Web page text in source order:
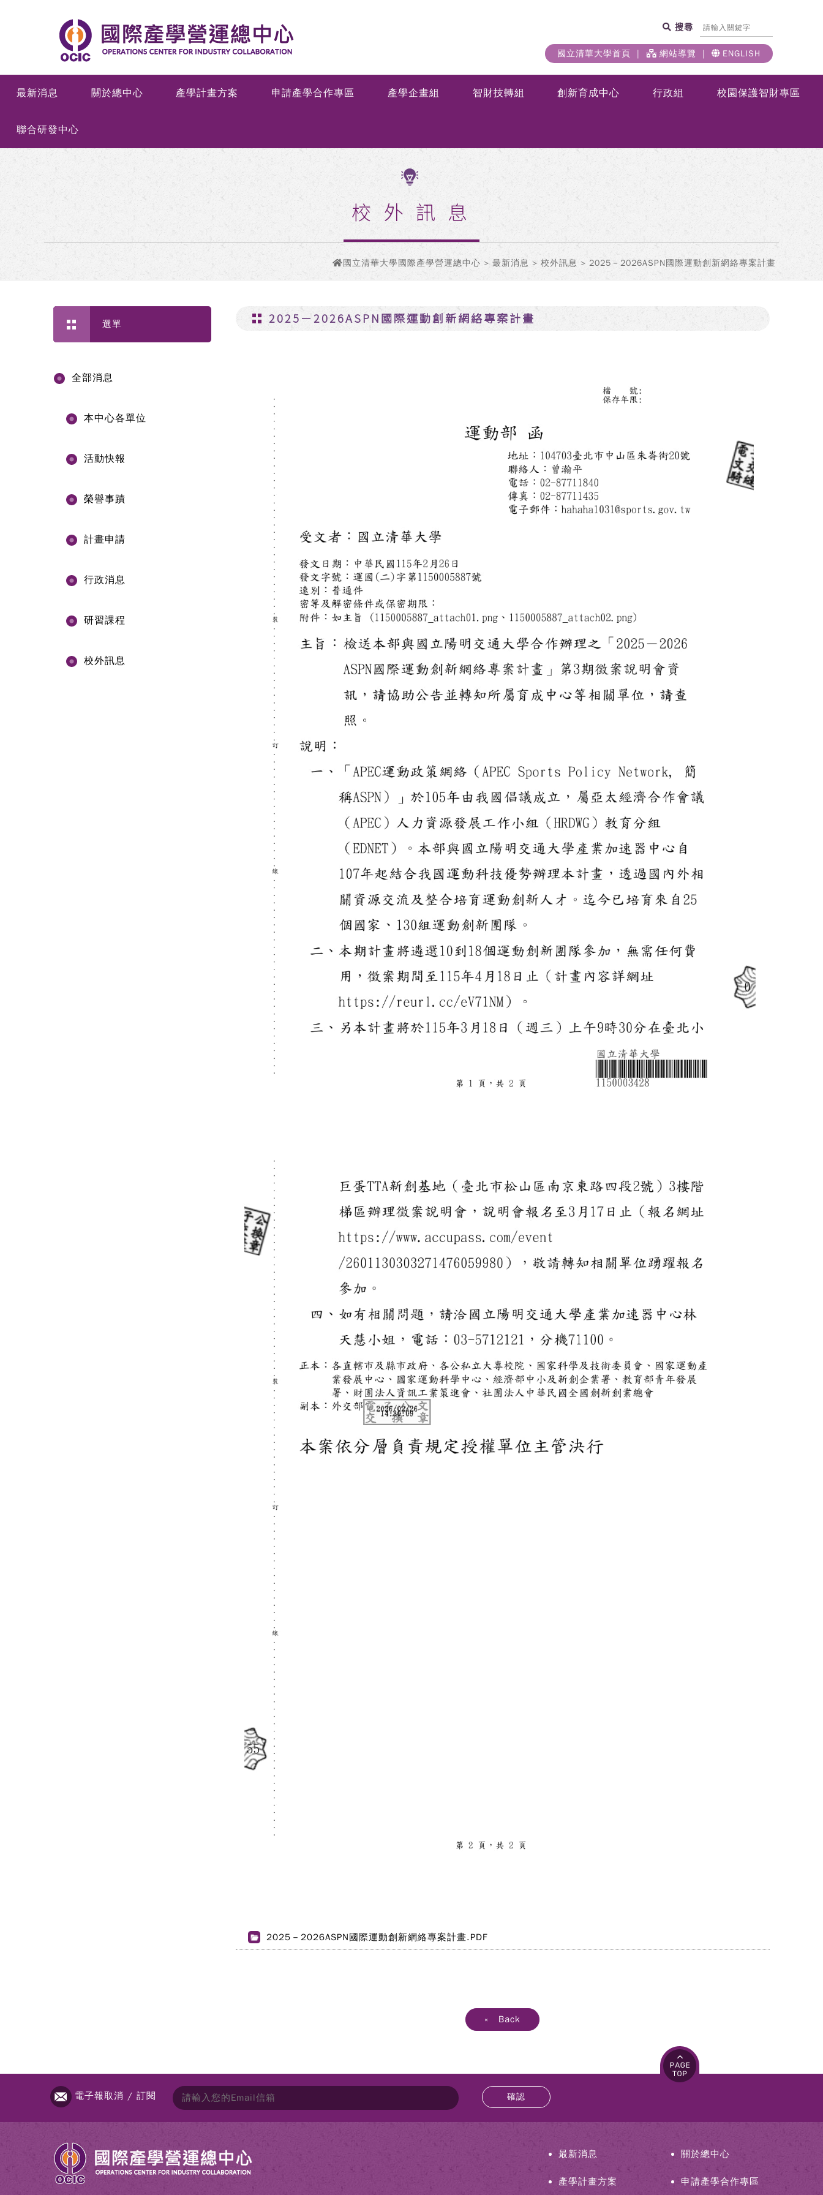
搜尋
國立清華大學首頁 網站導覽 ENGLISH
最新消息 關於總中心 產學計畫方案 申請產學合作專區 產學企畫組 智財技轉組 創新育成中心 行政組 校園保護智財專區
聯合研發中心
校外訊息
國立清華大學國際產學營運總中心 > 最新消息 > 校外訊息 > 2025－2026ASPN國際運動創新網絡專案計畫
選單
全部消息
本中心各單位
活動快報
榮譽事蹟
計畫申請
行政消息
研習課程
校外訊息
2025－2026ASPN國際運動創新網絡專案計畫
2025－2026ASPN國際運動創新網絡專案計畫.PDF
« Back
電子報取消 / 訂閱 確認
最新消息 關於總中心
產學計畫方案 申請產學合作專區